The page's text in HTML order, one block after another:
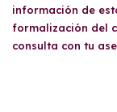
información de
formalización del
consulta con tu